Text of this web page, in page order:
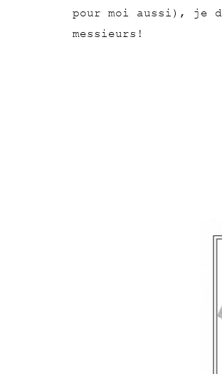
pour moi aussi), je
messieurs!